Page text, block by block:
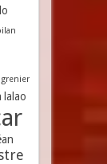
grenier
lalao